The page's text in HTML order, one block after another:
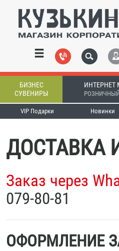
БИЗНЕС
СУВЕНИРЫ
ИНТЕРНЕТ
VIP Подарки Новинки
ДОСТАВКА
Заказ через
079-80-81
ОФОРМЛЕНИЕ